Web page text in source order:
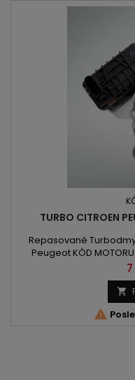
TURBO CITROEN
Repasované
Peugeot KÓD
DT17BTED4 OBSAH: 2720
VÝROBY:

